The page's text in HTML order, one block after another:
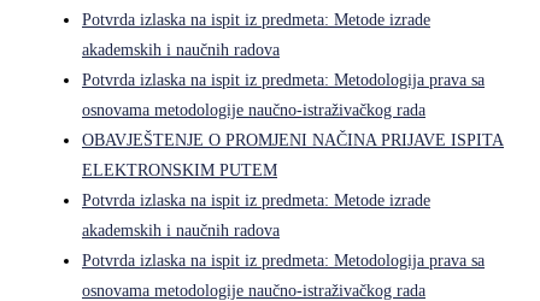
Potvrda izlaska na ispit iz predmeta: Metode izrade
akademskih i naučnih radova
Potvrda izlaska na ispit iz predmeta: Metodologija prava sa
osnovama metodologije naučno-istraživačkog rada
OBAVJEŠTENJE O PROMJENI NAČINA PRIJAVE ISPITA
ELEKTRONSKIM PUTEM
Potvrda izlaska na ispit iz predmeta: Metode izrade
akademskih i naučnih radova
Potvrda izlaska na ispit iz predmeta: Metodologija prava sa
osnovama metodologije naučno-istraživačkog rada